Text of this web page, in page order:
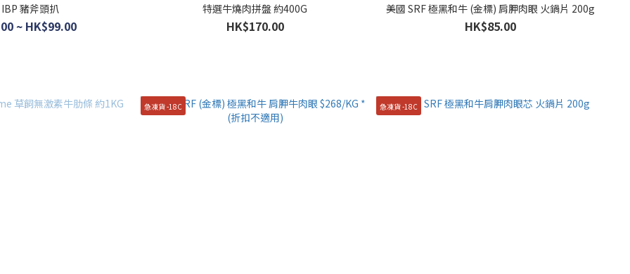
豬斧頭扒
~ HK$99.00
特選牛燒肉拼盤 約400G
HK$170.00
美國 SRF 極黑和牛 (金標) 肩胛肉眼 火鍋片 200g
HK$85.00
急凍貨 -18C 急凍貨 -18C